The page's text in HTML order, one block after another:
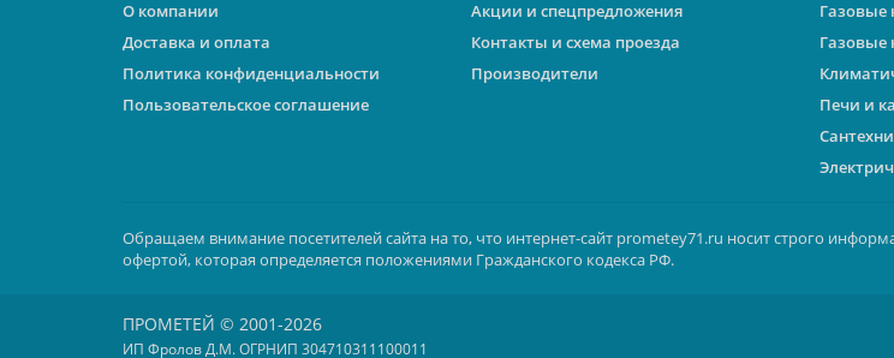
О компании
Доставка и оплата
Политика конфиденциальности
Пользовательское соглашение
Акции и спецпредложения
Контакты и схема проезда
Производители
Газовые
Газовые
Печи и
Обращаем внимание посетителей сайта на то, что интернет-сайт prometey71.ru носит строго
офертой, которая определяется положениями Гражданского кодекса РФ.
ПРОМЕТЕЙ © 2001-2026
ИП Фролов Д.М. ОГРНИП 304710311100011